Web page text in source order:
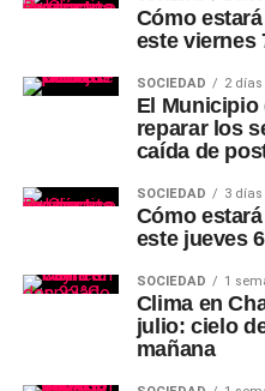
Cómo
este viernes
SOCIEDAD 2
El Municipio
reparar los
caída de
SOCIEDAD 3
Cómo
este jueves
SOCIEDAD 1
Clima en
julio: cielo
mañana